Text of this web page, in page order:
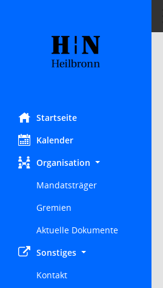
Startseite
Kalender
Organisation
Mandatsträger
Gremien
Aktuelle Dokumente
Sonstiges
Kontakt